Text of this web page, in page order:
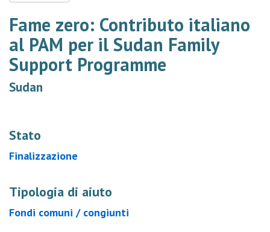
Fame zero: Contributo italiano
al PAM per il Sudan Family
Support Programme
Sudan
Stato
Finalizzazione
Tipologia di aiuto
Fondi comuni / congiunti